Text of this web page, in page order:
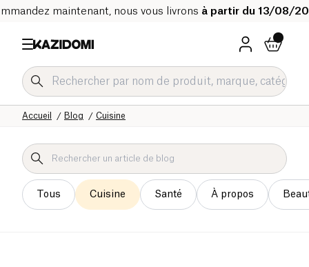
maintenant, nous vous livrons à partir du 13/08/
Cuisine
Blog
Accueil
Tous Cuisine Santé À propos